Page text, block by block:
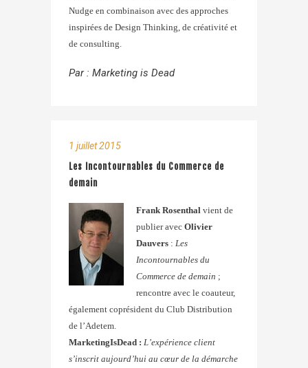
Nudge en combinaison avec des approches
inspirées de Design Thinking, de créativité et
de consulting.
Par : Marketing is Dead
1 juillet 2015
Les Incontournables du Commerce de
demain
Frank Rosenthal vient de
publier avecOlivier
Dauvers : Les
Incontournables du
Commerce de demain ;
rencontre avec le coauteur,
également coprésident du Club Distribution
de l’Adetem.
MarketingIsDead : L’expérience client
s’inscrit aujourd’hui au cœur de la démarche